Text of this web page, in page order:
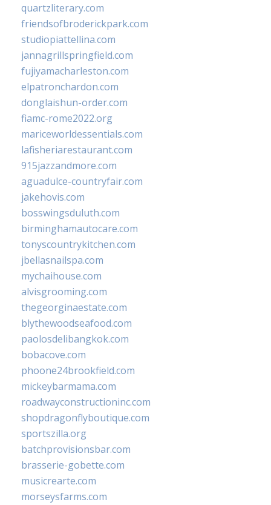
quartzliterary.com
friendsofbroderickpark.com
studiopiattellina.com
jannagrillspringfield.com
fujiyamacharleston.com
elpatronchardon.com
donglaishun-order.com
fiamc-rome2022.org
mariceworldessentials.com
lafisheriarestaurant.com
915jazzandmore.com
aguadulce-countryfair.com
jakehovis.com
bosswingsduluth.com
birminghamautocare.com
tonyscountrykitchen.com
jbellasnailspa.com
mychaihouse.com
alvisgrooming.com
thegeorginaestate.com
blythewoodseafood.com
paolosdelibangkok.com
bobacove.com
phoone24brookfield.com
mickeybarmama.com
roadwayconstructioninc.com
shopdragonflyboutique.com
sportszilla.org
batchprovisionsbar.com
brasserie-gobette.com
musicrearte.com
morseysfarms.com